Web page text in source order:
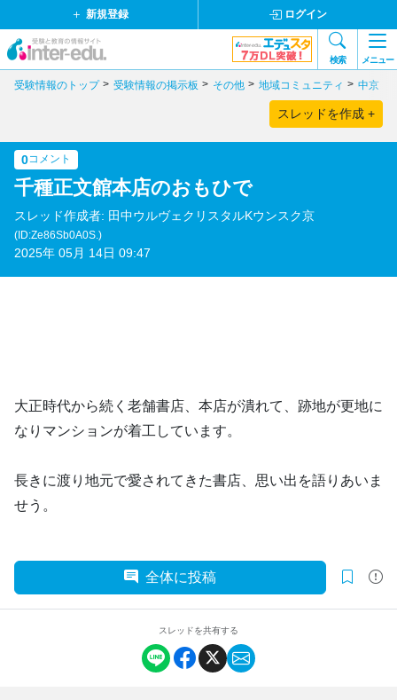
新規登録 ログイン
検索 メニュー
受験情報のトップ 受験情報の掲示板 その他 地域コミュニティ 中京・
スレッドを作成 +
0コメント
千種正文館本店のおもひで
スレッド作成者: 田中ウルヴェクリスタルKウンスク京
(ID:Ze86Sb0A0S.)
2025年 05月 14日 09:47
大正時代から続く老舗書店、本店が潰れて、跡地が更地に
なりマンションが着工しています。
長きに渡り地元で愛されてきた書店、思い出を語りあいま
せう。
全体に投稿
スレッドを共有する